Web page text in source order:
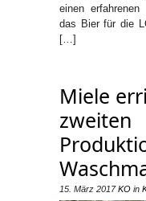
einen
das Bier für die
[…]
Miele
zweiten
15. März 2017 KO in